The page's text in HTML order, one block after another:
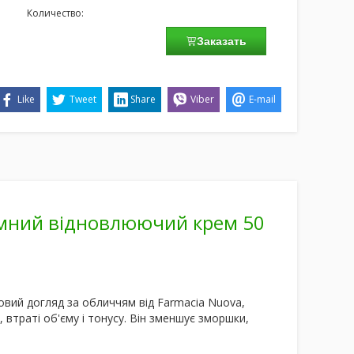
Количество:
Заказать
Like Tweet Share Viber E-mail
відновлюючий крем 50
догляд за обличчям від Farmacia Nuova,
втраті об'єму і тонусу. Він зменшує зморшки,